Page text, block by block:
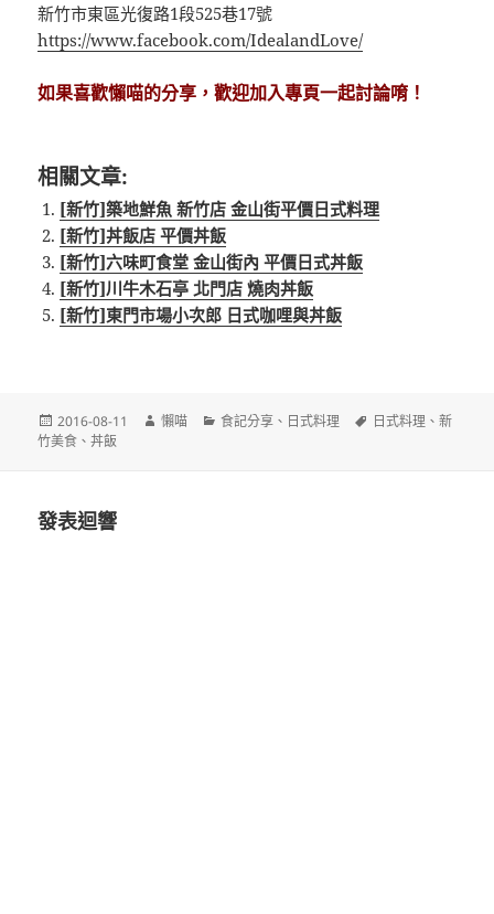
新竹市東區光復路1段525巷17號
https://www.facebook.com/IdealandLove/
如果喜歡懶喵的分享，歡迎加入專頁一起討論唷！
相關文章:
[新竹]築地鮮魚 新竹店 金山街平價日式料理
[新竹]丼飯店 平價丼飯
[新竹]六味町食堂 金山街內 平價日式丼飯
[新竹]川牛木石亭 北門店 燒肉丼飯
[新竹]東門市場小次郎 日式咖哩與丼飯
發
佈
2016-08-11
作
懶喵
分
食記分享 、 日式料理
標
日式料理 、新
竹美食 、丼飯
發表迴響